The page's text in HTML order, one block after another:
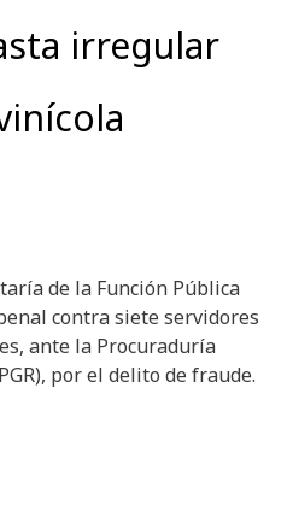
irregular
de la Función Pública
contra siete servidores
ante la Procuraduría
por el delito de fraude.